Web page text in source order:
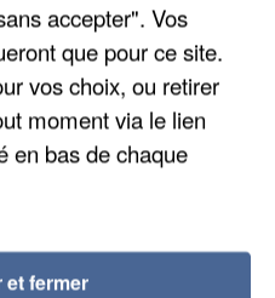
accepter". Vos
que pour ce site.
vos choix, ou retirer
moment via le lien
en bas de chaque
fermer